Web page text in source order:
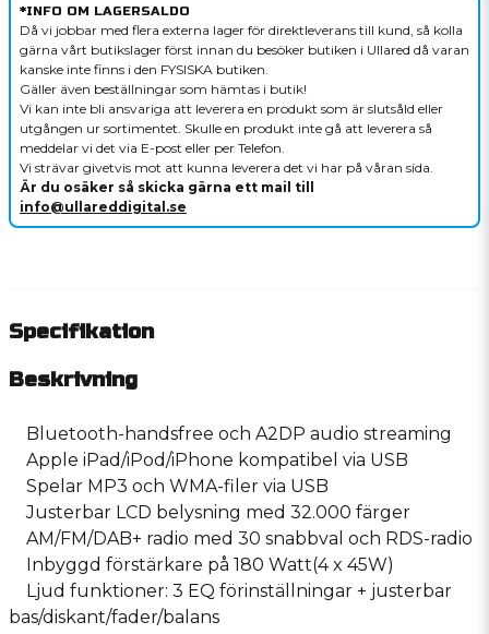
*INFO OM LAGERSALDO
Då vi jobbar med flera externa lager för direktleverans till kund, så kolla
gärna vårt butikslager först innan du besöker butiken i Ullared då varan
kanske inte finns i den FYSISKA butiken.
Gäller även beställningar som hämtas i butik!
Vi kan inte bli ansvariga att leverera en produkt som är slutsåld eller
utgången ur sortimentet. Skulle en produkt inte gå att leverera så
meddelar vi det via E-post eller per Telefon.
Vi strävar givetvis mot att kunna leverera det vi har på våran sida.
Är du osäker så skicka gärna ett mail till
info@ullareddigital.se
Beskrivning
Bluetooth-handsfree och A2DP audio streaming
Apple iPad/iPod/iPhone kompatibel via USB
Spelar MP3 och WMA-filer via USB
Justerbar LCD belysning med 32.000 färger
AM/FM/DAB+ radio med 30 snabbval och RDS-radio
Inbyggd förstärkare på 180 Watt(4 x 45W)
Ljud funktioner: 3 EQ förinställningar + justerbar
bas/diskant/fader/balans
Specifikation